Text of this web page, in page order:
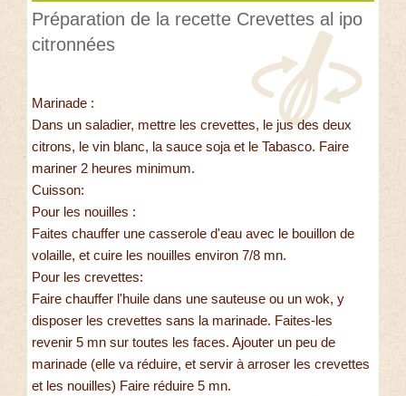
Préparation de la recette Crevettes al ipo
citronnées
Marinade :
Dans un saladier, mettre les crevettes, le jus des deux
citrons, le vin blanc, la sauce soja et le Tabasco. Faire
mariner 2 heures minimum.
Cuisson:
Pour les nouilles :
Faites chauffer une casserole d'eau avec le bouillon de
volaille, et cuire les nouilles environ 7/8 mn.
Pour les crevettes:
Faire chauffer l'huile dans une sauteuse ou un wok, y
disposer les crevettes sans la marinade. Faites-les
revenir 5 mn sur toutes les faces. Ajouter un peu de
marinade (elle va réduire, et servir à arroser les crevettes
et les nouilles) Faire réduire 5 mn.